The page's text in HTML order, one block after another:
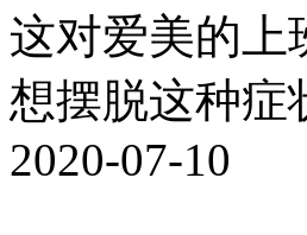
这对爱美的上
想摆脱这种症
2020-07-10